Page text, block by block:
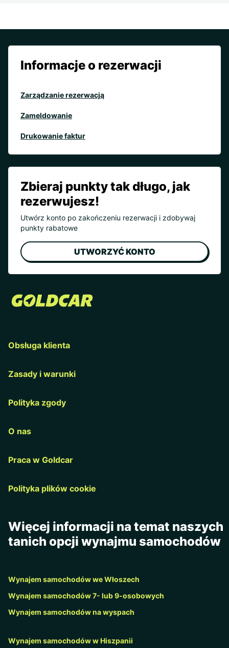
Informacje o rezerwacji
Zarządzanie rezerwacją
Zameldowanie
Drukowanie faktur
Zbieraj punkty tak długo, jak
rezerwujesz!
Utwórz konto po zakończeniu rezerwacji i zdobywaj
punkty rabatowe
UTWORZYĆ KONTO
Obsługa klienta
Zasady i warunki
Polityka zgody
O nas
Praca w Goldcar
Polityka plików cookie
Więcej informacji na temat naszych
tanich opcji wynajmu samochodów
Wynajem samochodów we Włoszech
Wynajem samochodów 7- lub 9-osobowych
Wynajem samochodów na wyspach
Wynajem samochodów w Hiszpanii